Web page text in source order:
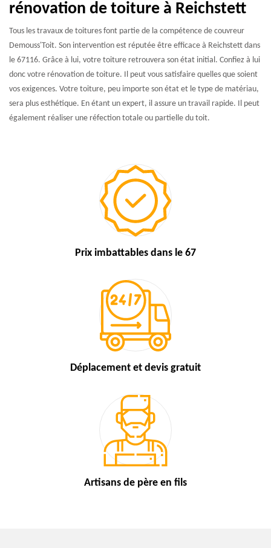
rénovation de toiture à Reichstett
Tous les travaux de toitures font partie de la compétence de couvreur
Demouss'Toit. Son intervention est réputée être efficace à Reichstett dans
le 67116. Grâce à lui, votre toiture retrouvera son état initial. Confiez à lui
donc votre rénovation de toiture. Il peut vous satisfaire quelles que soient
vos exigences. Votre toiture, peu importe son état et le type de matériau,
sera plus esthétique. En étant un expert, il assure un travail rapide. Il peut
également réaliser une réfection totale ou partielle du toit.
Prix imbattables dans le 67
Déplacement et devis gratuit
Artisans de père en fils